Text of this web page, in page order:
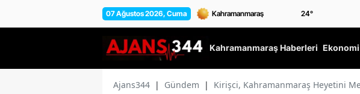
07 Ağustos 2026, Cuma 24°
Kahramanmaraş Haberleri Ekonomi
Ajans344 | Gündem | Kirişci, Kahramanmaraş Heyetini